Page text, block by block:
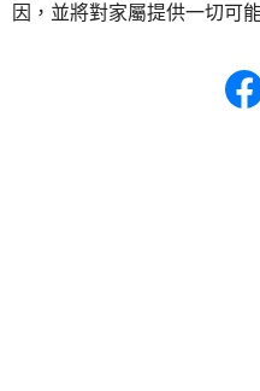
因，並將對家屬提供一切可